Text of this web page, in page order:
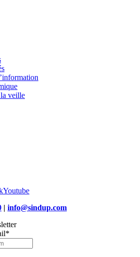
veille
Youtube
| info@sindup.com
*